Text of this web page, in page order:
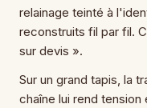
relainage teinté à
reconstruits fil par fil.
sur devis ».
Sur un grand tapis, la
chaîne lui rend